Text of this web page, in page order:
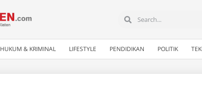
HUKUM & KRIMINAL LIFESTYLE PENDIDIKAN POLITIK